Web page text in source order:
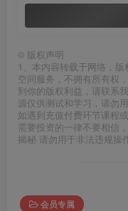
© 版权声明
1、本内容转载于网络，
空间服务，不拥有所有权
到你的版权利益，请联系
源仅供测试和学习，请勿
如遇到充值付费环节课程
需要投资的一律不要相信
揭秘 请勿用于非法违规操
会员专属